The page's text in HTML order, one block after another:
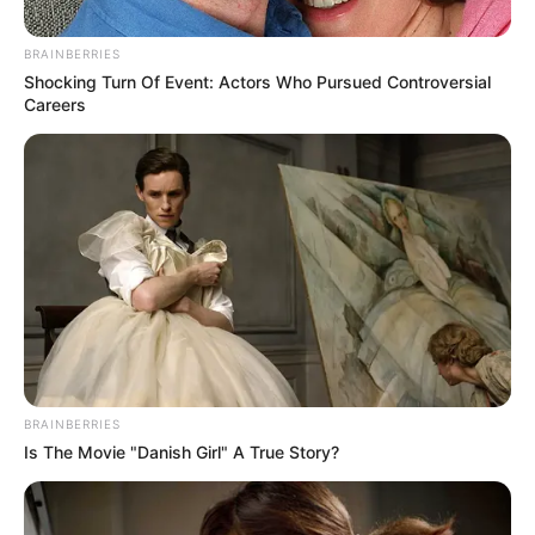
RCN RADIO
Respuesta para comerciantes en Medellín
Por:
Mateo Zapata Correa
Julio 28, 2024
BRAINBERRIES
Shocking Turn Of Event: Actors Who Pursued Controversial
Careers
BRAINBERRIES
Is The Movie "Danish Girl" A True Story?